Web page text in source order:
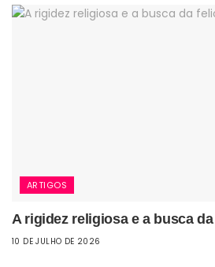
ARTIGOS
A rigidez religiosa e a busca
10 DE JULHO DE 2026